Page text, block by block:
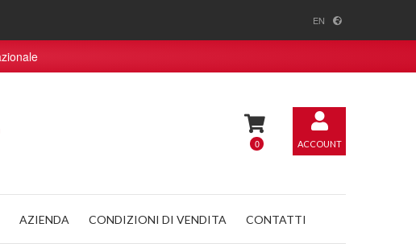
EN
0 ACCOUNT
AZIENDA CONDIZIONI DI VENDITA CONTATTI